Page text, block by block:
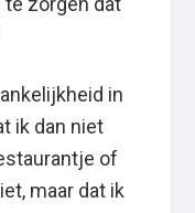
in
ik dan niet
of
maar dat ik